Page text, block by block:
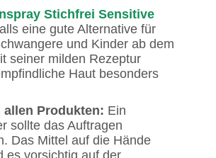
Stichfrei Sensitive
eine gute Alternative für
und Kinder ab dem
seiner milden Rezeptur
Haut besonders
Produkten: Ein
sollte das Auftragen
Das Mittel auf die Hände
es vorsichtig auf der